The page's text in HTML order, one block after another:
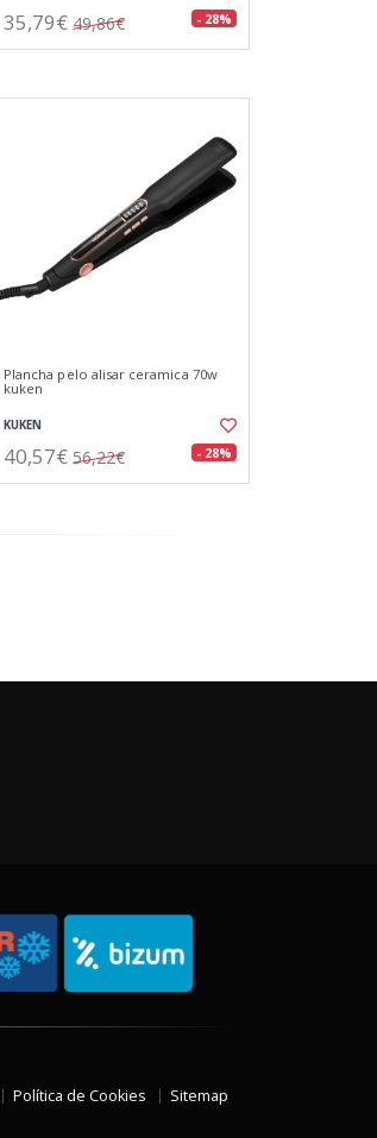
35,79€ 49,86€ - 28%
Plancha pelo alisar ceramica 70w
kuken
KUKEN
40,57€ 56,22€ - 28%
Política de Cookies Sitemap